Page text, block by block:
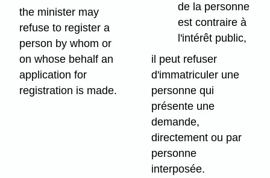
the minister may
refuse to register a
person by whom or
on whose behalf an
application for
registration is made.
de la personne
est contraire à
l'intérêt public,
il peut refuser
d'immatriculer une
personne qui
présente une
demande,
directement ou par
personne
interposée.